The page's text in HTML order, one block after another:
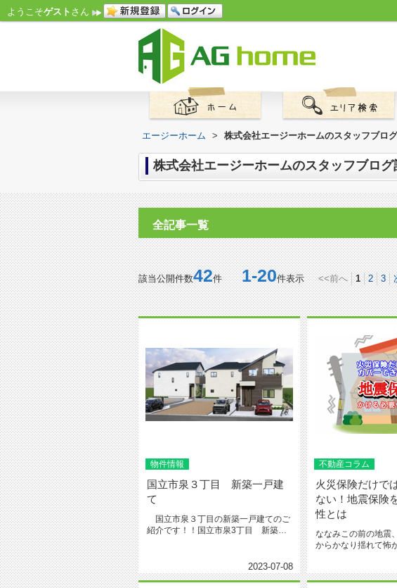
ようこそゲスト さん
エージーホーム > 株式会社エージーホームのスタッフブロ
株式会社エージーホームのスタッフブロ
全記事一覧
該当公開件数42件1-20件表示 <<前へ 1 2 3
物件情報
国立市泉３丁目 新築一戸建
て
国立市泉３丁目の新築一戸建てのご
紹介です！！国立市泉3丁目 新築戸
2023-07-08
不動産コラム
火災保険だけで
ない！地震保険
性とは
ななみこの前の地震
からかなり揺れて